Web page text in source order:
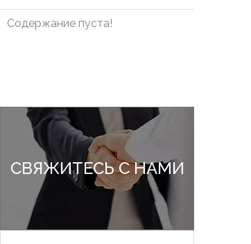
Содержание пуста!
СВЯЖИТЕСЬ С НАМИ